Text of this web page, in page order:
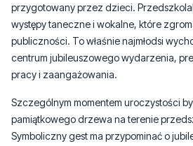
centrum jubileuszowego wydarzenia,
pracy i zaangażowania.
Szczególnym momentem uroczystości
pamiątkowego drzewa na terenie
pamiątkę po obchodach 80-lecia
CZYTAJ TEŻ: